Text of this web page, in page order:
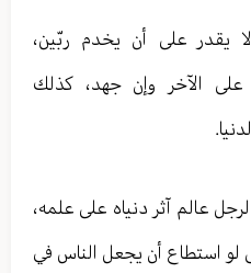
يقدر على أن يخدم ربّين،
على الآخر وإن جهد، كذلك
عالم آثر دنياه على علمه،
لو استطاع أن يجعل الناس في